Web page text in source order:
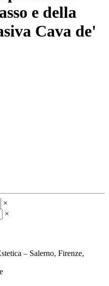
e della
Cava de'
×
×
– Salerno, Firenze,